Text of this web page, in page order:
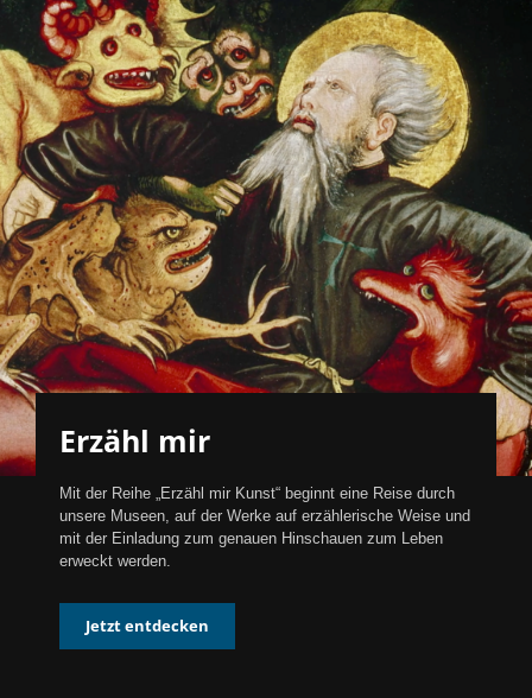
Erzähl mir
Mit der Reihe „Erzähl mir Kunst“ beginnt eine Reise durch
unsere Museen, auf der Werke auf erzählerische Weise und
mit der Einladung zum genauen Hinschauen zum Leben
erweckt werden.
Jetzt entdecken